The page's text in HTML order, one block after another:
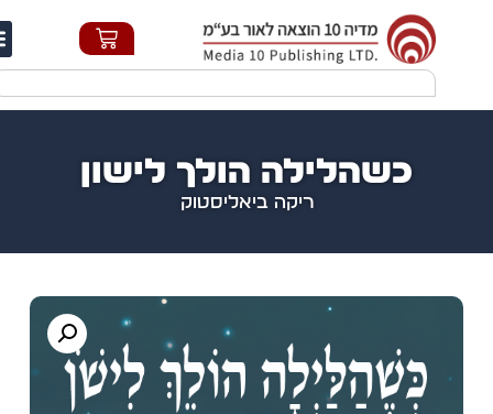
כשהלילה הולך לישון
ריקה ביאליסטוק